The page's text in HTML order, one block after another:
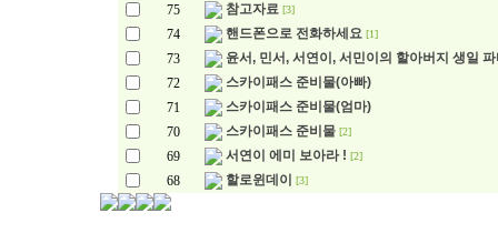
75 참고자료 [3]
74 핸드폰으로 전화하세요 [1]
73
윤서, 민서, 서연이, 서민이의 할아버지 생일
72
스카이패스 준비물(아빠)
71
스카이패스 준비물(엄마)
70
스카이패스 준비물 [2]
69 서연이 에미 보아라 ! [2]
68 할로윈데이 [3]